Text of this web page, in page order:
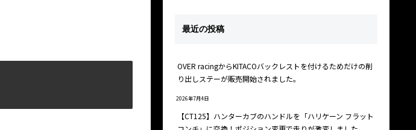
最近の投稿
OVER racingからKITACOバックレストを付けるためだけの削
り出しステーが販売開始されました。
2026年7月4日
【CT125】ハンターカブのハンドルを「ハリケーン フラット